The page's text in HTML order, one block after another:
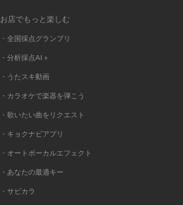
お店でもっと楽しむ
・全国採点グランプリ
・分析採点AI＋
・うたスキ動画
・カラオケで楽器を弾こう
・歌いたい曲をリクエスト
・キョクナビアプリ
・オートボーカルエフェクト
・あなたの最適キー
・サビカラ